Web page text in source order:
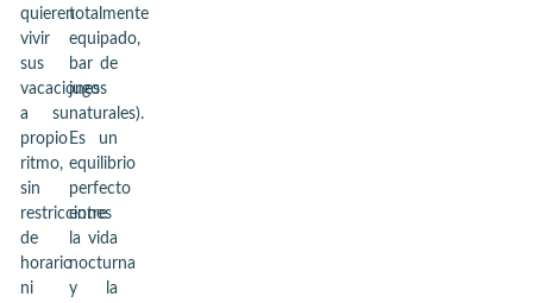
quieren
vivir
sus
vacaciones
a su
propio
ritmo,
sin
restricciones
de
horario
ni
totalmente
equipado,
bar de
jugos
naturales).
Es un
equilibrio
perfecto
entre
la vida
nocturna
y la